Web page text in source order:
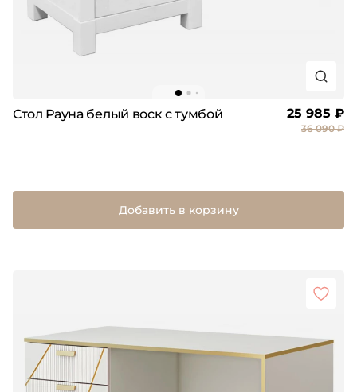
Стол Рауна белый воск с тумбой 25 985 ₽
36 090 ₽
Добавить в корзину